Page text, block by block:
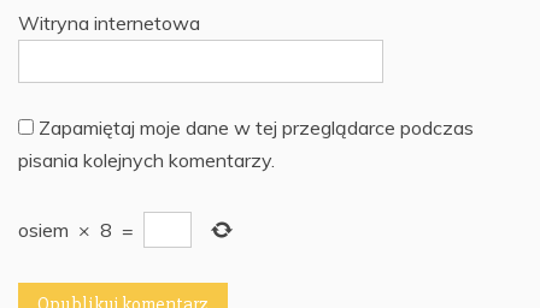
Witryna internetowa
Zapamiętaj moje dane w tej przeglądarce podczas
pisania kolejnych komentarzy.
osiem × 8 =